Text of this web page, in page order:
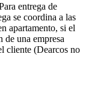
entrega de
se coordina a las
apartamento, si el
de una empresa
cliente (Dearcos no